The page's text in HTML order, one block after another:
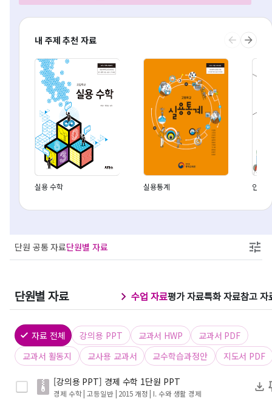
내 주제 추천 자료
실용 수학 실용통계 인공
단원 공통 자료단원별 자료
단원별 자료 수업 자료평가 자료특화 자료참고 자
자료 전체 강의용 PPT 교과서 HWP
교과서 PDF
교과서 활동지
교사용 교과서 교수학습과정안 지도서 PDF
[강의용 PPT] 경제 수학 1단원 PPT
경제 수학 | 고등일반 | 2015 개정 | I. 수와 생활 경제